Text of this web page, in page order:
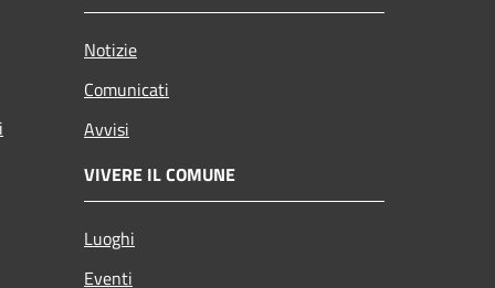
Notizie
Comunicati
Avvisi
VIVERE IL COMUNE
Luoghi
Eventi